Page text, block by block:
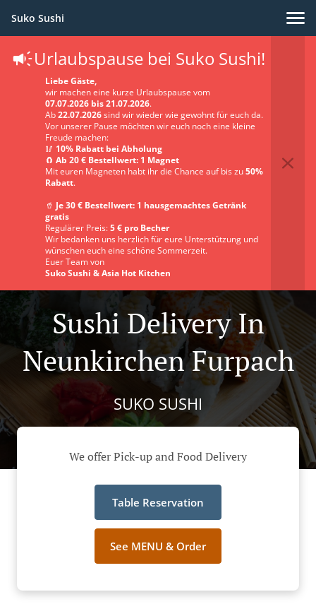
Suko Sushi
Urlaubspause bei Suko Sushi!
Liebe Gäste,
wir machen eine kurze Urlaubspause vom
07.07.2026 bis 21.07.2026.
Ab22.07.2026sind wir wieder wie gewohnt für euch da.
Vor unserer Pause möchten wir euch noch eine kleine
Freude machen:
🥢 10% Rabatt bei Abholung
🧲 Ab 20 € Bestellwert: 1 Magnet
Mit euren Magneten habt ihr die Chance auf bis zu50%
Rabatt.
🥤 Je 30 € Bestellwert: 1 hausgemachtes Getränk
gratis
Regulärer Preis:5 € pro Becher
Wir bedanken uns herzlich für eure Unterstützung und
wünschen euch eine schöne Sommerzeit.
Euer Team von
Suko Sushi & Asia Hot Kitchen
Sushi Delivery In
Neunkirchen Furpach
SUKO SUSHI
We offer Pick-up and Food Delivery
Table Reservation
See MENU & Order